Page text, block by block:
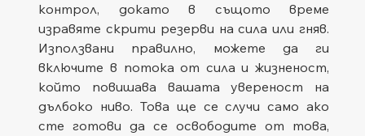
контрол, докато в същото време
изравяте скрити резерви на сила или гняв.
Използвани правилно, можете да ги
включите в потока от сила и жизненост,
който повишава вашата увереност на
дълбоко ниво. Това ще се случи само ако
сте готови да се освободите от това,